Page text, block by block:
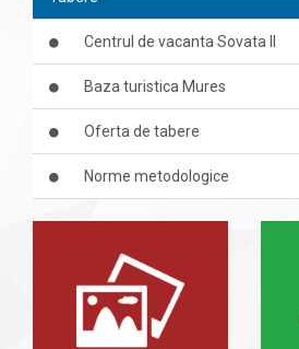
Centrul de vacanta Sovata II
Baza turistica Mures
Oferta de tabere
Norme metodologice